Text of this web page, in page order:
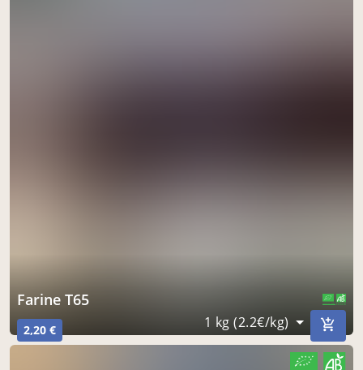
Farine T65
2,20 € 1 kg (2.2€/kg)